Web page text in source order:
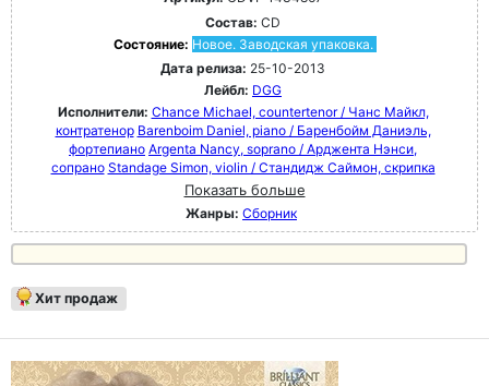
Состав: CD
Состояние: Новое. Заводская упаковка.
Дата релиза: 25-10-2013
Лейбл: DGG
Исполнители: Chance Michael, countertenor / Чанс Майкл,
контратенор Barenboim Daniel, piano / Баренбойм Даниэль,
фортепиано Argenta Nancy, soprano / Арджента Нэнси,
сопрано Standage Simon, violin / Стандидж Саймон, скрипка
Показать больше
Жанры: Сборник
Хит продаж